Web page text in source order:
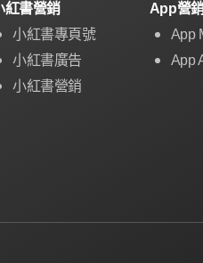
紅書營銷
小紅書專頁號
小紅書廣告
小紅書營銷
App營
App
App